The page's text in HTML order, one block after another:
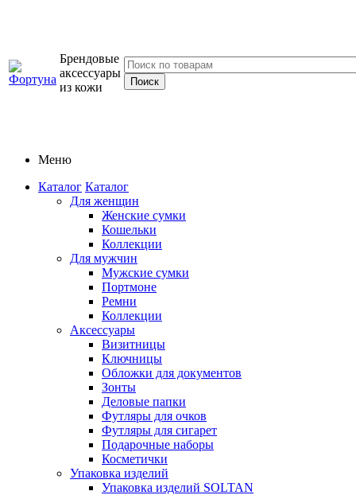
Брендовые
аксессуары
из кожи
Меню
Каталог Каталог
Для женщин
Женские сумки
Кошельки
Коллекции
Для мужчин
Мужские сумки
Портмоне
Ремни
Коллекции
Аксессуары
Визитницы
Ключницы
Обложки для документов
Зонты
Деловые папки
Футляры для очков
Футляры для сигарет
Подарочные наборы
Косметички
Упаковка изделий
Упаковка изделий SOLTAN